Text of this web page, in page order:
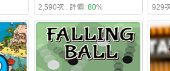
2,590次 . 評價: 80% 929